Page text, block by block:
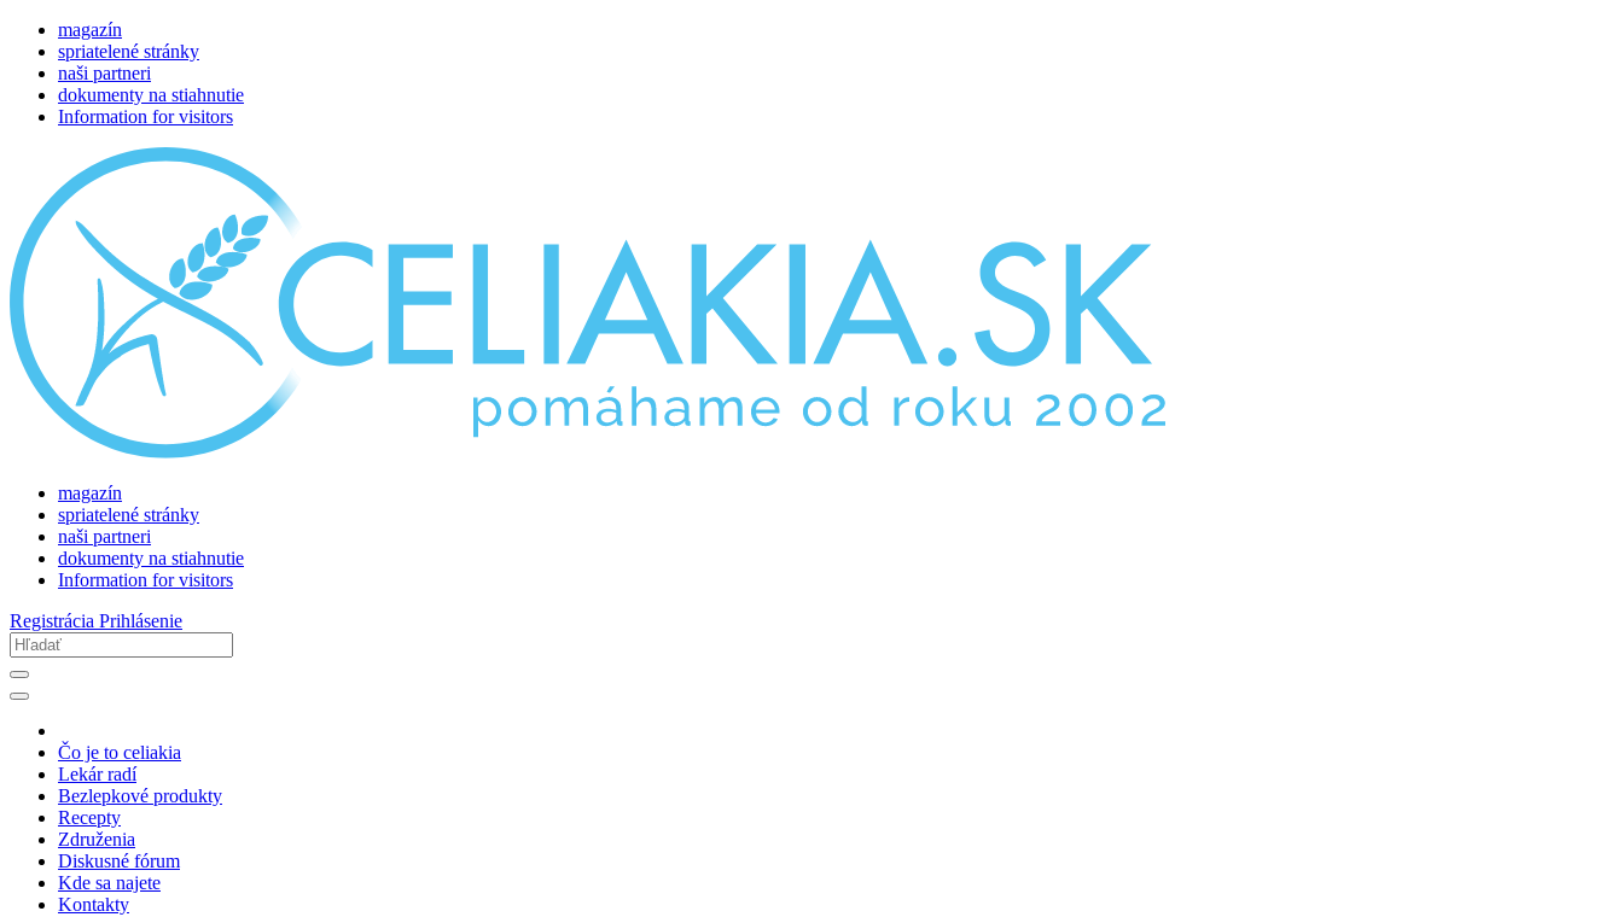
magazín
spriatelené stránky
naši partneri
dokumenty na stiahnutie
Information for visitors
magazín
spriatelené stránky
naši partneri
dokumenty na stiahnutie
Information for visitors
Registrácia Prihlásenie
Čo je to celiakia
Lekár radí
Bezlepkové produkty
Recepty
Združenia
Diskusné fórum
Kde sa najete
Kontakty